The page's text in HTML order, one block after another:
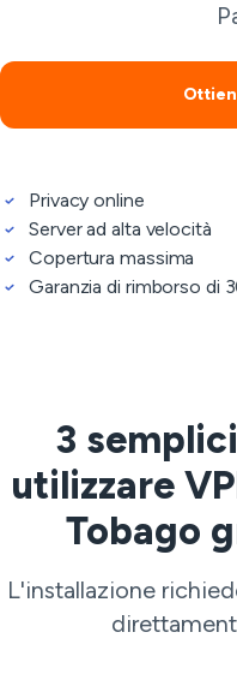
Privacy online
Server ad alta velocità
Copertura massima
Garanzia di rimborso di
3
utilizzare
Tobago
L'installazione